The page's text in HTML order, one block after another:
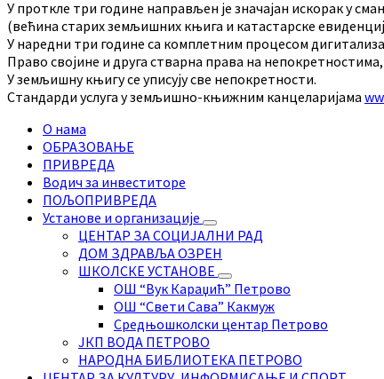
У проткле три године направљен је значајан искорак у
(већина старих земљишних књига и катастарске
У наредни три године са комплетним процесом
Право својине и друга стварна права на
У земљишну књигу се уписују све непокретности.
Стандарди услуга у земљишно-књижним канцеларијама
О нама
ОБРАЗОВАЊЕ
ПРИВРЕДА
Водич за инвеститоре
ПОЉОПРИВРЕДА
Установе и организације
ЦЕНТАР ЗА СОЦИЈАЛНИ РАД
ДОМ ЗДРАВЉА ОЗРЕН
ШКОЛСКЕ УСТАНОВЕ
ОШ “Вук Караџић” Петрово
ОШ “Свети Сава” Какмуж
Средњошколски центар Петрово
ЈКП ВОДА ПЕТРОВО
НАРОДНА БИБЛИОТЕКА ПЕТРОВО